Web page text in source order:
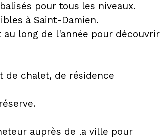
pour tous les niveaux.
à Saint-Damien.
long de l'année pour découvrir
de chalet, de résidence
auprès de la ville pour